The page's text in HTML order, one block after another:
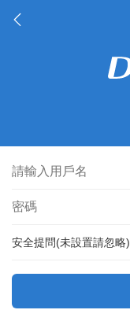
安全提問(未設置請忽略)